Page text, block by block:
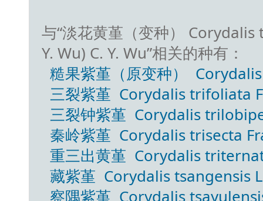
与“淡花黄堇（变种）
Y. Wu) C. Y. Wu”相关的种有：
糙果紫堇（原变种）
三裂紫堇 Corydalis trifoliata
三裂钟紫堇 Corydalis
秦岭紫堇 Corydalis trisecta
重三出黄堇 Corydalis
藏紫堇 Corydalis tsangensis
察隅紫堇 Corydalis